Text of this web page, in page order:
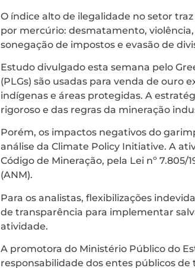
O índice alto de ilegalidade no setor
por mercúrio: desmatamento,
sonegação de impostos e evasão de
Estudo divulgado esta semana pelo
(PLGs) são usadas para venda de
indígenas e áreas protegidas. A
rigoroso e das regras da mineração
Porém, os impactos negativos do
análise da Climate Policy Initiative. A
Código de Mineração, pela Lei nº
(ANM).
Para os analistas, flexibilizações
de transparência para implementar
atividade.
A promotora do Ministério Público do
responsabilidade dos entes públicos de